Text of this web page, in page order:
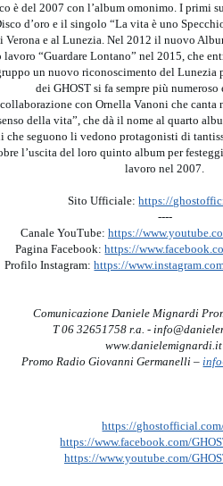
è del 2007 con l’album omonimo. I primi
d’oro e il singolo “La vita è uno
Verona e al Lunezia. Nel 2012 il nuovo
“Guardare Lontano” nel 2015, che
un nuovo riconoscimento del
dei GHOST si fa sempre più
con Ornella Vanoni che canta
della vita”, che dà il nome al quarto
che seguono li vedono protagonisti di
l’uscita del loro quinto album per
lavoro nel 2007.
Sito Ufficiale:https://
----
Canale YouTube: https://
Pagina Facebook:https://
Profilo Instagram:https://
Comunicazione Daniele Mignardi
T 06 32651758 r.a. -
Promo Radio Giovanni Germanelli –
https://
https://www.facebook.com/
https://www.youtube.com/